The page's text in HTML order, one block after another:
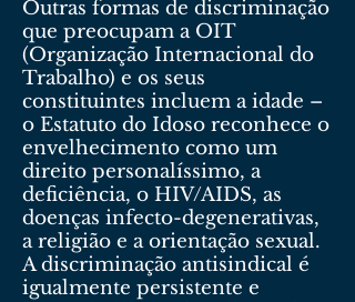
Outras formas de discriminação
que preocupam a OIT
(Organização Internacional do
Trabalho) e os seus
constituintes incluem a idade –
o Estatuto do Idoso reconhece o
envelhecimento como um
direito personalíssimo, a
deficiência, o HIV/AIDS, as
doenças infecto-degenerativas,
a religião e a orientação sexual.
A discriminação antisindical é
igualmente persistente e